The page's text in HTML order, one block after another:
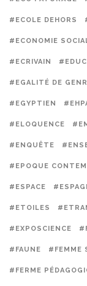
#ECOLE DEHORS
#ECONOMIE
#ECRIVAIN
#EGALITÉ DE
#EGYPTIEN
#ELOQUENCE
#ENQUÊTE
#EPOQUE
#ESPACE
#ETOILES
#EXPOSCIENCE
#FAUNE #FEMME
#FERME